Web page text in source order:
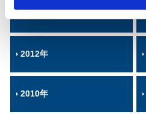
2012年
2010年